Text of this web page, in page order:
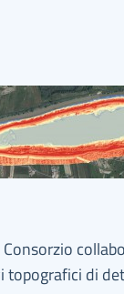
topografici di